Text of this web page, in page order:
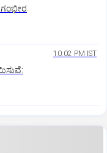
10:02 PM IST